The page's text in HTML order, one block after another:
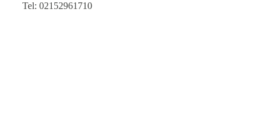
Tel: 02152961710